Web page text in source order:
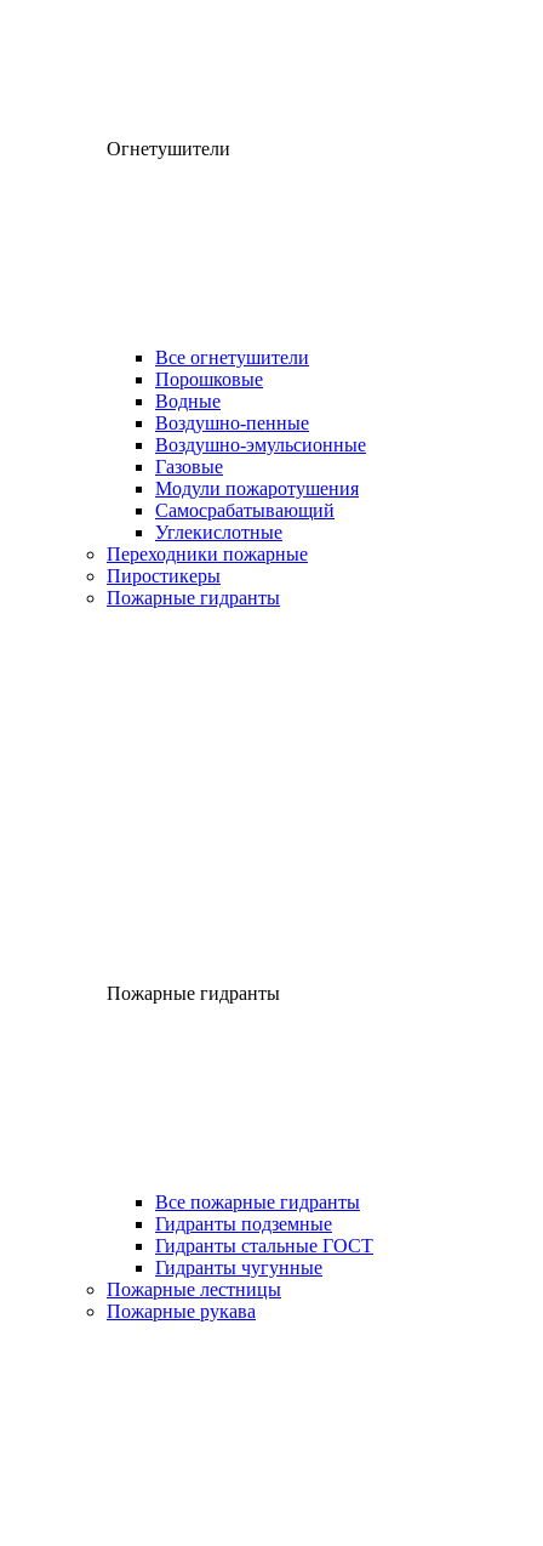
Огнетушители
Все огнетушители
Порошковые
Водные
Воздушно-пенные
Воздушно-эмульсионные
Газовые
Модули пожаротушения
Самосрабатывающий
Углекислотные
Переходники пожарные
Пиростикеры
Пожарные гидранты
Пожарные гидранты
Все пожарные гидранты
Гидранты подземные
Гидранты стальные ГОСТ
Гидранты чугунные
Пожарные лестницы
Пожарные рукава